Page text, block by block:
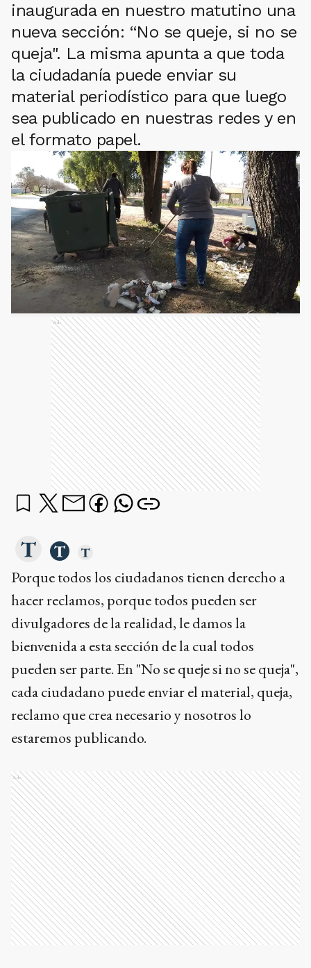
inaugurada en nuestro matutino una
nueva sección: “No se queje, si no se
queja". La misma apunta a que toda
la ciudadanía puede enviar su
material periodístico para que luego
sea publicado en nuestras redes y en
el formato papel.
Ads
Porque todos los ciudadanos tienen derecho a
hacer reclamos, porque todos pueden ser
divulgadores de la realidad, le damos la
bienvenida a esta sección de la cual todos
pueden ser parte. En "No se queje si no se queja",
cada ciudadano puede enviar el material, queja,
reclamo que crea necesario y nosotros lo
estaremos publicando.
Ads